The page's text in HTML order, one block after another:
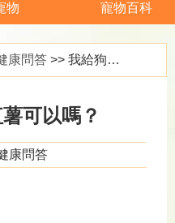
物 寵物百科
康問答 >> 我給狗狗吃紅薯可以嗎？
可以嗎？
康問答